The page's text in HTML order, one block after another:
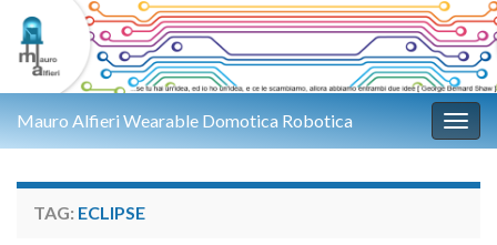
Mauro Alfieri Wearable Domotica Robotica
TAG: ECLIPSE